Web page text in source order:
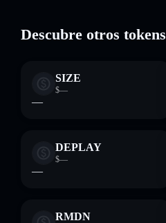
Descubre otros tokens
SIZE
$—
—
DEPLAY
$—
—
RMDN